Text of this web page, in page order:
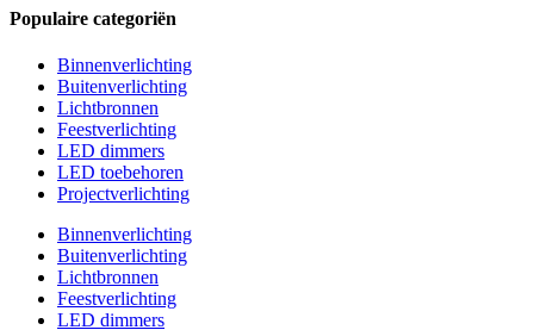
Populaire categoriën
Binnenverlichting
Buitenverlichting
Lichtbronnen
Feestverlichting
LED dimmers
LED toebehoren
Projectverlichting
Binnenverlichting
Buitenverlichting
Lichtbronnen
Feestverlichting
LED dimmers